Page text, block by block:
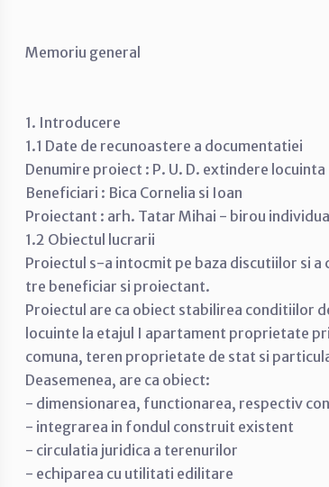
Memoriu general
1. Introducere
1.1 Date de recunoastere a documentatiei
Denumire proiect : P. U. D. extindere
Beneficiari : Bica Cornelia si Ioan
Proiectant : arh. Tatar Mihai - birou individual
1.2 Obiectul lucrarii
Proiectul s-a intocmit pe baza discutiilor si
tre beneficiar si proiectant.
Proiectul are ca obiect stabilirea conditiilor
locuinte la etajul I apartament proprietate
comuna, teren proprietate de stat si
Deasemenea, are ca obiect:
- dimensionarea, functionarea, respectiv
- integrarea in fondul construit existent
- circulatia juridica a terenurilor
- echiparea cu utilitati edilitare